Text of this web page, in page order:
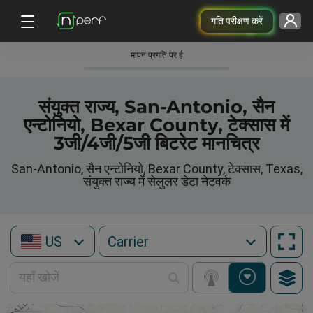
गति परीक्षण करें
मापन प्रगति पर है
संयुक्त राज्य, San-Antonio, सैन
एन्टोनियो, Bexar County, टेक्सास में
3जी/4जी/5जी बिटरेट मानचित्र
San-Antonio, सैन एन्टोनियो, Bexar County, टेक्सास, Texas,
संयुक्त राज्य में सेलुलर डेटा नेटवर्क
US